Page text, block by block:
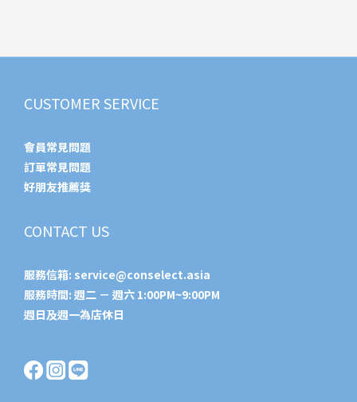
CUSTOMER SERVICE
會員常見問題
訂單常見問題
好朋友推薦獎
CONTACT US
服務信箱: service@conselect.asia
服務時間: 週二 － 週六 1:00PM~9:00PM
週日及週一為店休日